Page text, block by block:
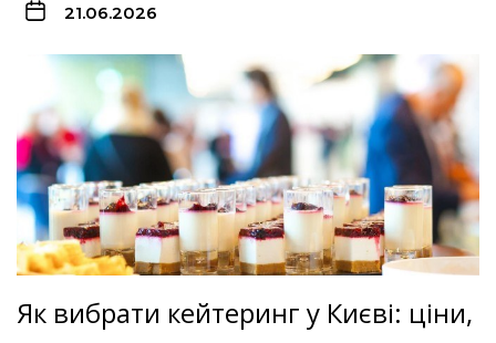
21.06.2026
Як вибрати кейтеринг у Києві: ціни,